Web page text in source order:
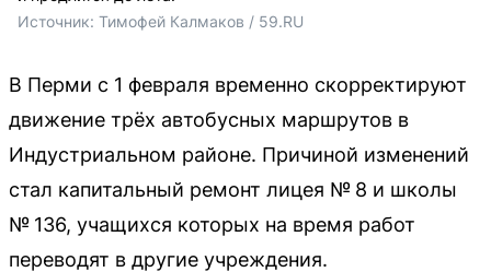
Источник: Тимофей Калмаков / 59.RU
В Перми с 1 февраля временно скорректируют
движение трёх автобусных маршрутов в
Индустриальном районе. Причиной изменений
стал капитальный ремонт лицея № 8 и школы
№ 136, учащихся которых на время работ
переводят в другие учреждения.